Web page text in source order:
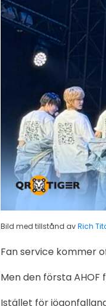
Bild med tillstånd avRich
Fan service kommer
Men den första
Istället för